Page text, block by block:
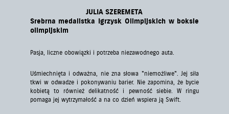
JULIA SZEREMETA
Srebrna medalistka Igrzysk Olimpijskich w boksie
olimpijskim
Pasja, liczne obowiązki i potrzeba niezawodnego auta.
Uśmiechnięta i odważna, nie zna słowa "niemożliwe". Jej siła
tkwi w odwadze i pokonywaniu barier. Nie zapomina, że bycie
kobietą to również delikatność i pewność siebie. W ringu
pomaga jej wytrzymałość a na co dzień wspiera ją Swift.